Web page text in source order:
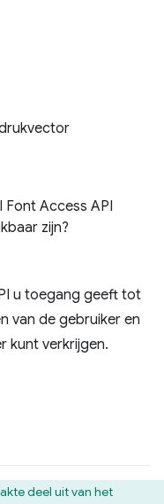
Font Access API
zijn?
u toegang geeft tot
van de gebruiker en
kunt verkrijgen.
deel uit van het